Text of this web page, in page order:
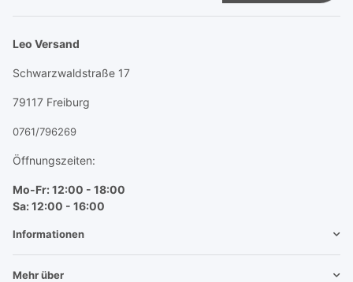
Leo Versand
Schwarzwaldstraße 17
79117 Freiburg
0761/796269
Öffnungszeiten:
Mo-Fr: 12:00 - 18:00
Sa: 12:00 - 16:00
Informationen
Mehr über